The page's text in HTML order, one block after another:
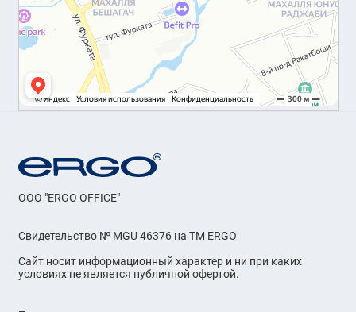
OOO "ERGO OFFICE"
Свидетельство № MGU 46376 на ТМ ERGO
Сайт носит информационный характер и ни при каких
условиях не является публичной офертой.